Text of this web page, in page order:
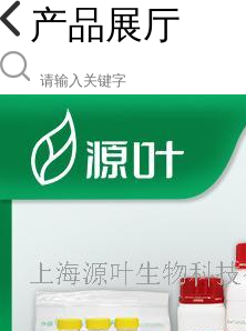
产品展厅